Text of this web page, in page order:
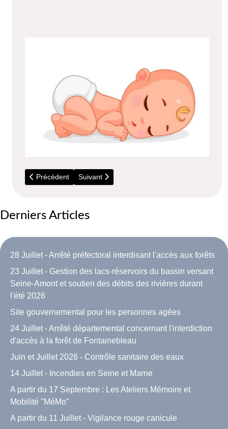
Article précédent : 3 Août 2024 - Avis de naissance de Giulia
Précédent Article suivant : 25 Mars 2024 - Avis de
Suivant
Derniers Articles
28 Juillet - Arrêté préfectoral interdisant l'accès aux forêts
23 Juillet - Gestion des lacs-réservoirs du bassin versant
Seine-Amont et soutien des débits des rivières durant
l'été 2026
Site gouvernemental pour les personnes agées
24 Juillet - Arrêté départemental concernant l'interdiction
d'accès à la forêt de Fontainebleau
Juin et Juillet 2026 - Contrôle sanitaire des eaux
14 Juillet - Incendies en Seine et Marne
A partir du 17 Septembre : Les Ateliers Mémoire et
Mobilité "MéMo"
A partir du 11 Juillet - Vigilance rouge canicule